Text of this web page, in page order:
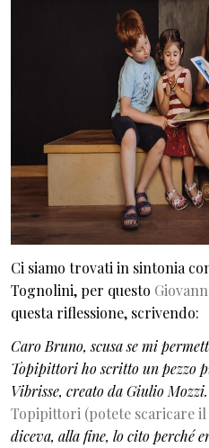
Ci siamo trovati in sintonia
Tognolini, per questo
questa riflessione, scrivendo:
Caro Bruno, scusa se mi
Topipittori ho scritto un pezzo
Vibrisse, creato da Giulio
Topipittori (potete scaricare il
diceva, alla fine, lo cito perché